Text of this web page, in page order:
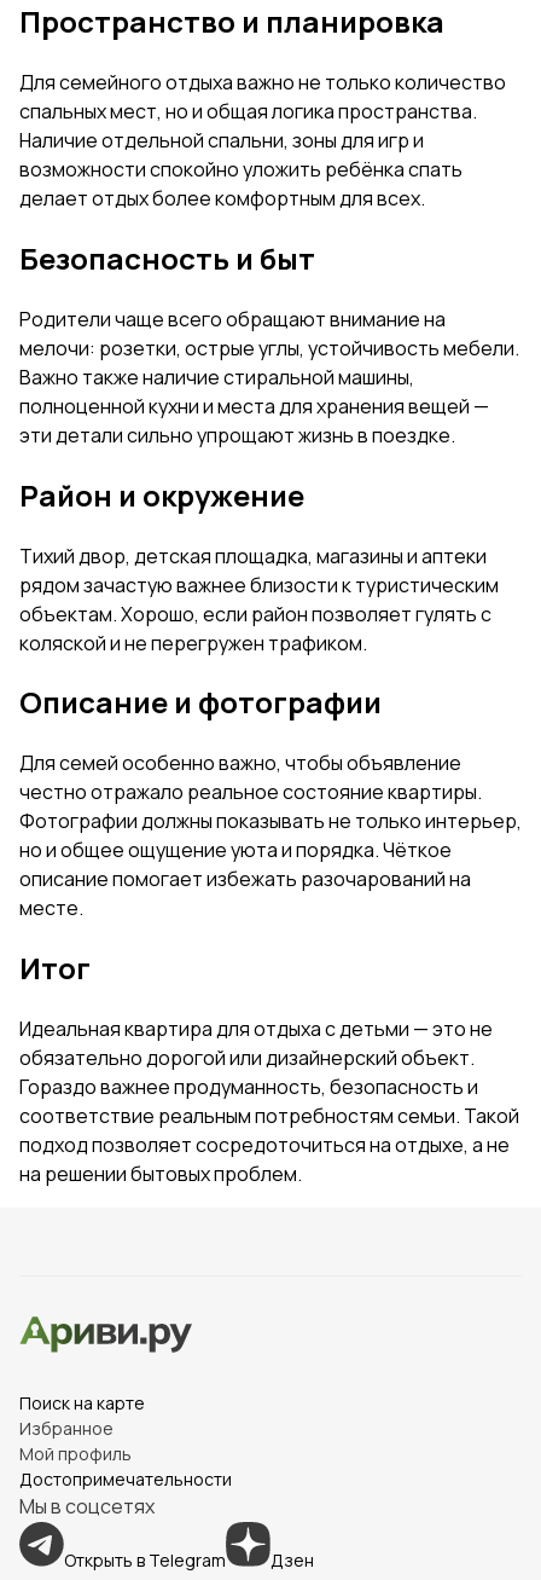
Пространство и планировка
Для семейного отдыха важно не только количество
спальных мест, но и общая логика пространства.
Наличие отдельной спальни, зоны для игр и
возможности спокойно уложить ребёнка спать
делает отдых более комфортным для всех.
Безопасность и быт
Родители чаще всего обращают внимание на
мелочи: розетки, острые углы, устойчивость мебели.
Важно также наличие стиральной машины,
полноценной кухни и места для хранения вещей —
эти детали сильно упрощают жизнь в поездке.
Район и окружение
Тихий двор, детская площадка, магазины и аптеки
рядом зачастую важнее близости к туристическим
объектам. Хорошо, если район позволяет гулять с
коляской и не перегружен трафиком.
Описание и фотографии
Для семей особенно важно, чтобы объявление
честно отражало реальное состояние квартиры.
Фотографии должны показывать не только интерьер,
но и общее ощущение уюта и порядка. Чёткое
описание помогает избежать разочарований на
месте.
Итог
Идеальная квартира для отдыха с детьми — это не
обязательно дорогой или дизайнерский объект.
Гораздо важнее продуманность, безопасность и
соответствие реальным потребностям семьи. Такой
подход позволяет сосредоточиться на отдыхе, а не
на решении бытовых проблем.
Поиск на карте
Избранное
Мой профиль
Достопримечательности
Мы в соцсетях
Открыть в Telegram Дзен